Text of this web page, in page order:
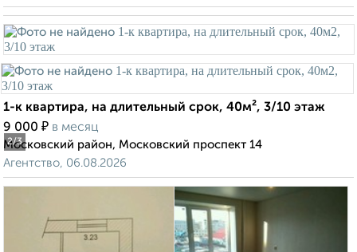
2/3
1-к квартира, на длительный срок, 40м², 3/10 этаж
9 000 ₽ в месяц
Московский район, Московский проспект 14
Агентство, 06.08.2026